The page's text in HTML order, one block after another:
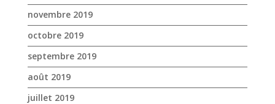
novembre 2019
octobre 2019
septembre 2019
août 2019
juillet 2019